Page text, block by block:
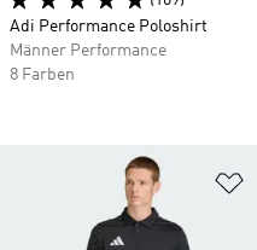
Adi Performance Poloshirt
Männer Performance
8 Farben